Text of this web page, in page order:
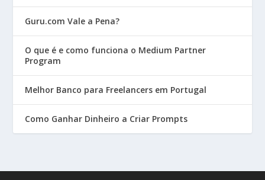
Guru.com Vale a Pena?
O que é e como funciona o Medium Partner
Program
Melhor Banco para Freelancers em Portugal
Como Ganhar Dinheiro a Criar Prompts